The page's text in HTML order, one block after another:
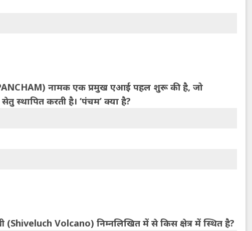
नामक एक प्रमुख एआई पहल शुरू की है, जो
स्थापित करती है। ‘पंचम’ क्या है?
(Shiveluch Volcano) निम्नलिखित में से किस क्षेत्र में स्थित है?